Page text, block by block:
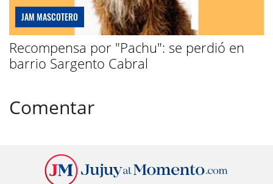
JAM MASCOTERO
Recompensa por "Pachu": se perdió en
barrio Sargento Cabral
Comentar